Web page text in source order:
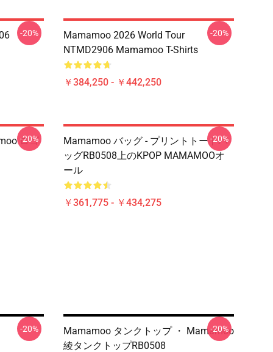
-20%
Mamamoo 2026 World Tour
NTMD2906 Mamamoo T-Shirts
￥384,250 - ￥442,250
-20%
ロゴ
-20%
Mamamoo バッグ - プリントトートバ
ッグRB0508上のKPOP MAMAMOOオ
ール
￥361,775 - ￥434,275
-20%
-20%
Mamamoo タンクトップ ・ Mamamoo
綾タンクトップRB0508
-20%